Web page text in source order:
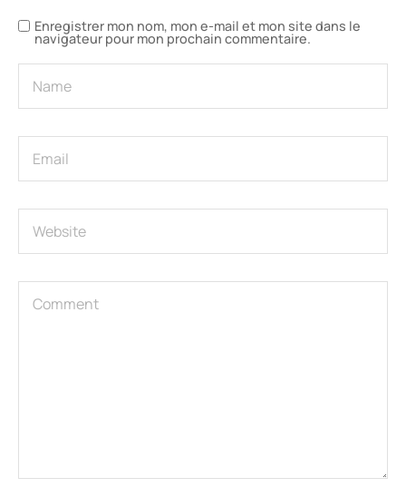
Enregistrer mon nom, mon e-mail et mon site dans le
navigateur pour mon prochain commentaire.